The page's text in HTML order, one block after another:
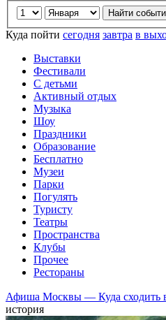
Куда пойти сегодня завтра в
Выставки
Фестивали
С детьми
Активный отдых
Музыка
Шоу
Праздники
Образование
Бесплатно
Музеи
Парки
Погулять
Туристу
Театры
Пространства
Клубы
Прочее
Рестораны
Афиша Москвы — Куда сходить
история